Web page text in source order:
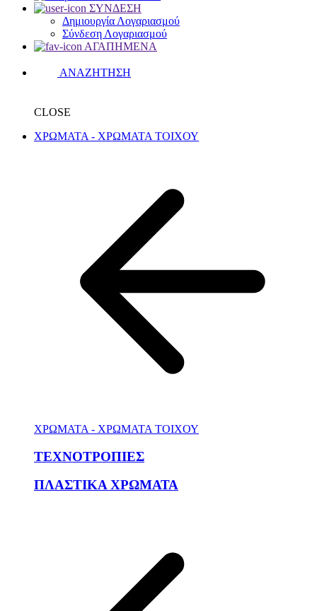
ΣΥΝΔΕΣΗ
Δημιουργία Λογαριασμού
Σύνδεση Λογαριασμού
ΑΓΑΠΗΜΕΝΑ
ΑΝΑΖΗΤΗΣΗ
CLOSE
ΧΡΩΜΑΤΑ - ΧΡΩΜΑΤΑ ΤΟΙΧΟΥ
ΧΡΩΜΑΤΑ - ΧΡΩΜΑΤΑ ΤΟΙΧΟΥ
ΤΕΧΝΟΤΡΟΠΙΕΣ
ΠΛΑΣΤΙΚΑ ΧΡΩΜΑΤΑ